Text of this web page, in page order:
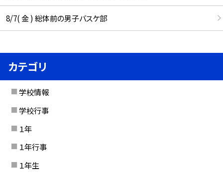
8/7( 金 ) 総体前の男子バスケ部
カテゴリ
学校情報
学校行事
１年
１年行事
１年生